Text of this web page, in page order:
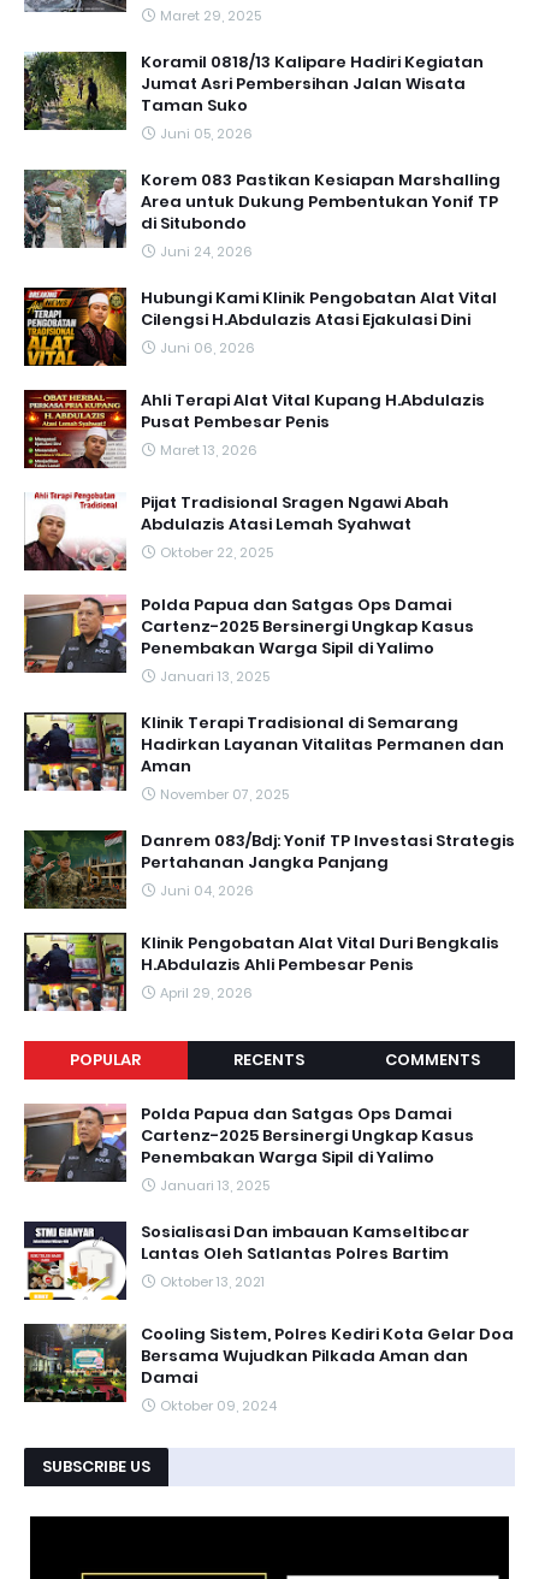
Maret 29, 2025
Koramil 0818/13 Kalipare Hadiri Kegiatan
Jumat Asri Pembersihan Jalan Wisata
Taman Suko
Juni 05, 2026
Korem 083 Pastikan Kesiapan Marshalling
Area untuk Dukung Pembentukan Yonif TP
di Situbondo
Juni 24, 2026
Hubungi Kami Klinik Pengobatan Alat Vital
Cilengsi H.Abdulazis Atasi Ejakulasi Dini
Juni 06, 2026
Ahli Terapi Alat Vital Kupang H.Abdulazis
Pusat Pembesar Penis
Maret 13, 2026
Pijat Tradisional Sragen Ngawi Abah
Abdulazis Atasi Lemah Syahwat
Oktober 22, 2025
Polda Papua dan Satgas Ops Damai
Cartenz-2025 Bersinergi Ungkap Kasus
Penembakan Warga Sipil di Yalimo
Januari 13, 2025
Klinik Terapi Tradisional di Semarang
Hadirkan Layanan Vitalitas Permanen dan
Aman
November 07, 2025
Danrem 083/Bdj: Yonif TP Investasi Strategis
Pertahanan Jangka Panjang
Juni 04, 2026
Klinik Pengobatan Alat Vital Duri Bengkalis
H.Abdulazis Ahli Pembesar Penis
April 29, 2026
POPULAR RECENTS COMMENTS
Polda Papua dan Satgas Ops Damai
Cartenz-2025 Bersinergi Ungkap Kasus
Penembakan Warga Sipil di Yalimo
Januari 13, 2025
Sosialisasi Dan imbauan Kamseltibcar
Lantas Oleh Satlantas Polres Bartim
Oktober 13, 2021
Cooling Sistem, Polres Kediri Kota Gelar Doa
Bersama Wujudkan Pilkada Aman dan
Damai
Oktober 09, 2024
SUBSCRIBE US